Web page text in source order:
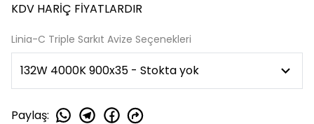
KDV HARİÇ FİYATLARDIR
Linia-C Triple Sarkıt Avize Seçenekleri
Paylaş: